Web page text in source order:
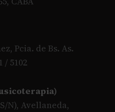
Pcia. de Bs. As.
/ 5102
N), Avellaneda,